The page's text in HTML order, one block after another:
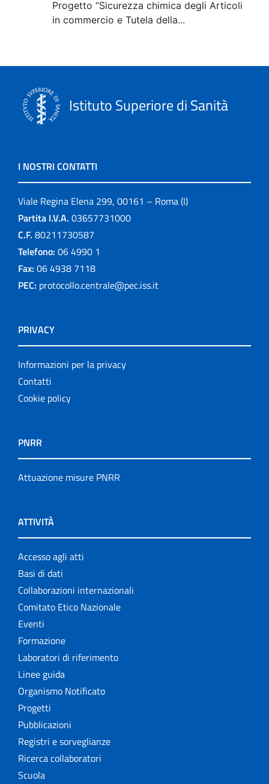
Progetto “Sicurezza chimica degli Articoli
in commercio e Tutela della...
Istituto Superiore di Sanità
I NOSTRI CONTATTI
Viale Regina Elena 299, 00161 – Roma (I)
Partita I.V.A. 03657731000
C.F. 80211730587
Telefono: 06 4990 1
Fax: 06 4938 7118
PEC: protocollo.centrale@pec.iss.it
PRIVACY
Informazioni per la privacy
Contatti
Cookie policy
PNRR
Attuazione misure PNRR
ATTIVITÀ
Accesso agli atti
Basi di dati
Collaborazioni internazionali
Comitato Etico Nazionale
Eventi
Formazione
Laboratori di riferimento
Linee guida
Organismo Notificato
Progetti
Pubblicazioni
Registri e sorveglianze
Ricerca collaboratori
Scuola